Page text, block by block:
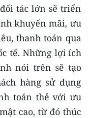
tác lớn sẽ triển
khuyến mãi, ưu
thanh toán qua
tế. Những lợi ích
nói trên sẽ tạo
hàng sử dụng
toán thẻ với ưu
cao, từ đó thúc